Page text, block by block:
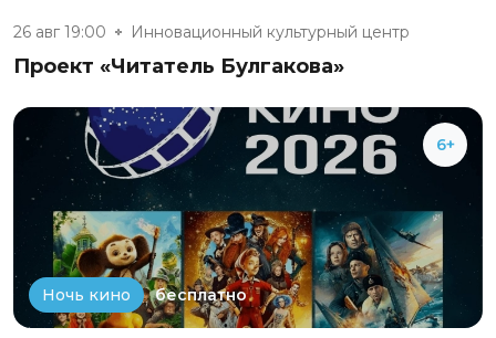
26 авг 19:00 Инновационный культурный центр
Проект «Читатель Булгакова»
6+
Ночь кино бесплатно